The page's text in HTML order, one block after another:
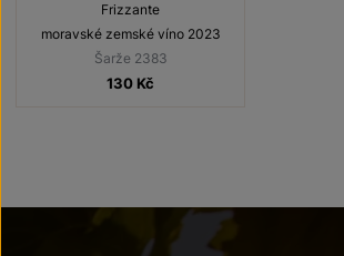
Frizzante
moravské zemské víno 2023
Šarže 2383
130 Kč